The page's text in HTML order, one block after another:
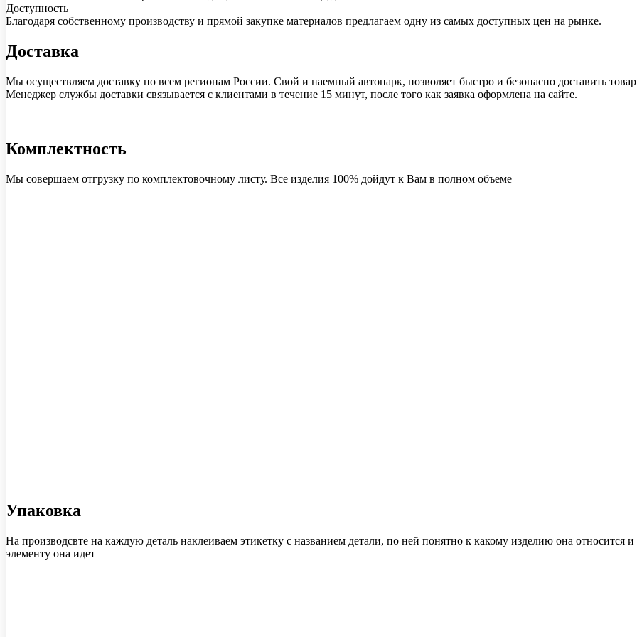
Доступность
Благодаря собственному производству и прямой закупке материалов предлагаем одну из самых доступных цен на рынке.
Доставка
Мы осуществляем доставку по всем регионам России. Свой и наемный автопарк, позволяет быстро и безопасно доставить
Менеджер службы доставки связывается с клиентами в течение 15 минут, после того как заявка оформлена на сайте.
Комплектность
Мы совершаем отгрузку по комплектовочному листу. Все изделия 100% дойдут к Вам в полном объеме
Упаковка
На производсвте на каждую деталь наклеиваем этикетку с названием детали, по ней понятно к какому изделию она относится
элементу она идет